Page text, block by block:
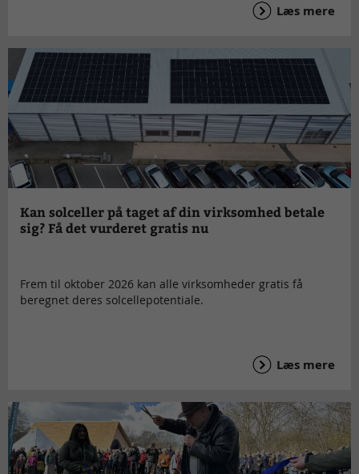
Læs mere
Kan solceller på taget af din virksomhed betale
sig? Få det vurderet gratis nu
Frem til oktober 2026 kan alle virksomheder gratis få
beregnet deres solcellepotentiale.
Læs mere